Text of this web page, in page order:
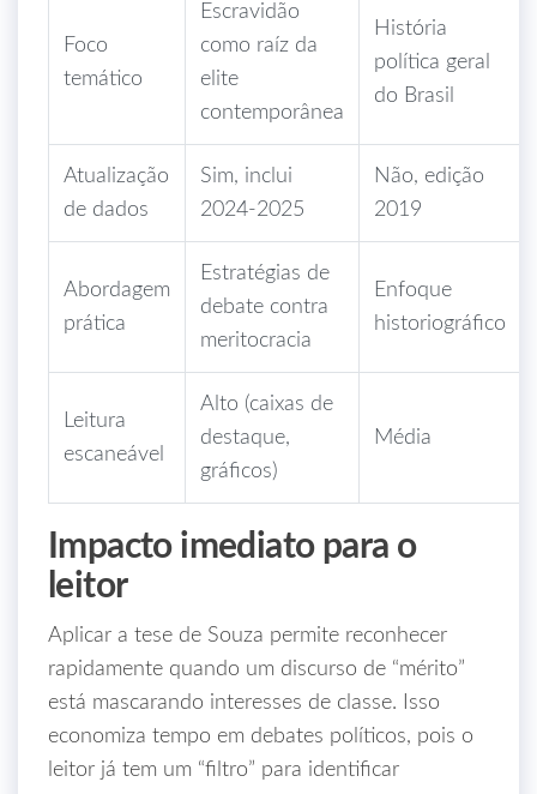
Foco
temático
Escravidão
como raíz da
elite
contemporânea
História
política geral
do Brasil
Atualização
de dados
Sim, inclui
2024‑2025
Não, edição
2019
Abordagem
prática
Estratégias de
debate contra
meritocracia
Enfoque
historiográfico
Leitura
escaneável
Alto (caixas de
destaque,
gráficos)
Média
Impacto imediato para o
leitor
Aplicar a tese de Souza permite reconhecer
rapidamente quando um discurso de “mérito”
está mascarando interesses de classe. Isso
economiza tempo em debates políticos, pois o
leitor já tem um “filtro” para identificar